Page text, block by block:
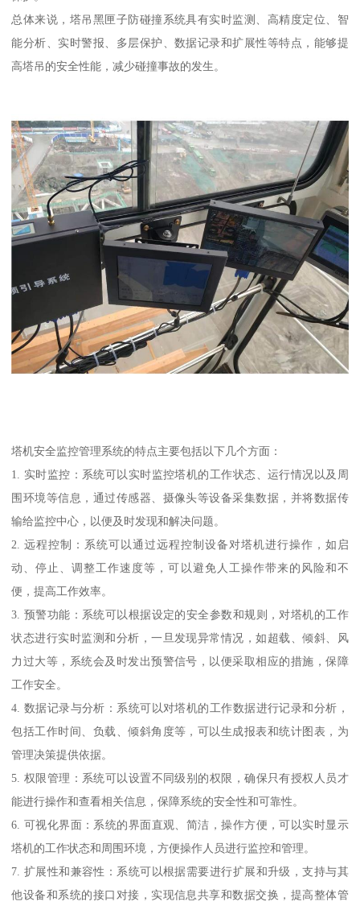
总体来说，塔吊黑匣子防碰撞系统具有实时监测、高精度定位、智
能分析、实时警报、多层保护、数据记录和扩展性等特点，能够提
高塔吊的安全性能，减少碰撞事故的发生。
塔机安全监控管理系统的特点主要包括以下几个方面：
1. 实时监控：系统可以实时监控塔机的工作状态、运行情况以及周
围环境等信息，通过传感器、摄像头等设备采集数据，并将数据传
输给监控中心，以便及时发现和解决问题。
2. 远程控制：系统可以通过远程控制设备对塔机进行操作，如启
动、停止、调整工作速度等，可以避免人工操作带来的风险和不
便，提高工作效率。
3. 预警功能：系统可以根据设定的安全参数和规则，对塔机的工作
状态进行实时监测和分析，一旦发现异常情况，如超载、倾斜、风
力过大等，系统会及时发出预警信号，以便采取相应的措施，保障
工作安全。
4. 数据记录与分析：系统可以对塔机的工作数据进行记录和分析，
包括工作时间、负载、倾斜角度等，可以生成报表和统计图表，为
管理决策提供依据。
5. 权限管理：系统可以设置不同级别的权限，确保只有授权人员才
能进行操作和查看相关信息，保障系统的安全性和可靠性。
6. 可视化界面：系统的界面直观、简洁，操作方便，可以实时显示
塔机的工作状态和周围环境，方便操作人员进行监控和管理。
7. 扩展性和兼容性：系统可以根据需要进行扩展和升级，支持与其
他设备和系统的接口对接，实现信息共享和数据交换，提高整体管